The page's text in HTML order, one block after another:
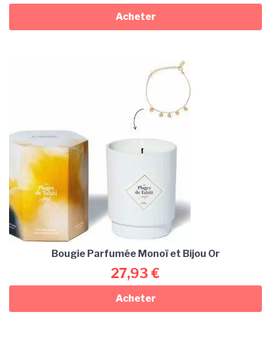
Acheter
Bougie Parfumée Monoï et Bijou Or
27,93 €
Acheter